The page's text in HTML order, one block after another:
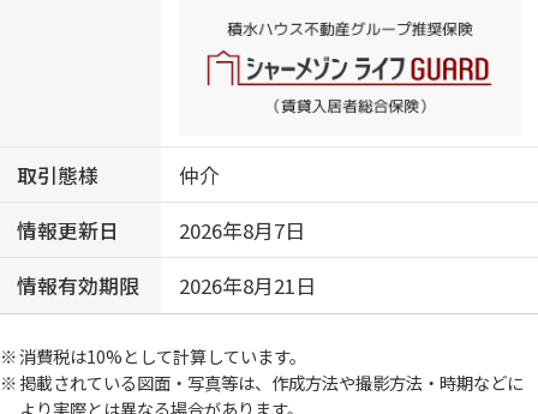
取引態様
仲介
情報更新日
2026年8月7日
情報有効期限
2026年8月21日
消費税は10%として計算しています。
掲載されている図面・写真等は、作成方法や撮影方法・時期などに
より実際とは異なる場合があります。